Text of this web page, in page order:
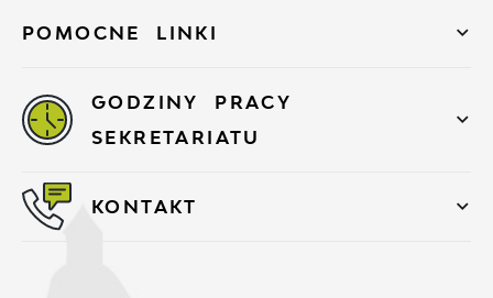
POMOCNE LINKI
GODZINY PRACY
SEKRETARIATU
KONTAKT